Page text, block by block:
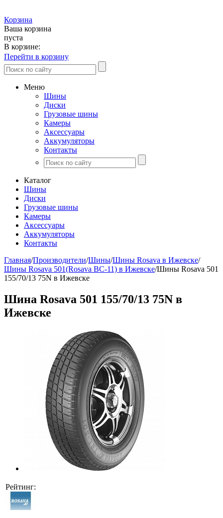
Корзина
Ваша корзина
пуста
В корзине:
Перейти в корзину
Меню
Шины
Диски
Грузовые шины
Камеры
Аксессуары
Аккумуляторы
Контакты
Каталог
Шины
Диски
Грузовые шины
Камеры
Аксессуары
Аккумуляторы
Контакты
Главная/Производители/Шины/Шины Rosava в Ижевске/
Шины Rosava 501(Rosava BC-11) в Ижевске/Шины Rosava 501
155/70/13 75N в Ижевске
Шина Rosava 501 155/70/13 75N в
Ижевске
Рейтинг: